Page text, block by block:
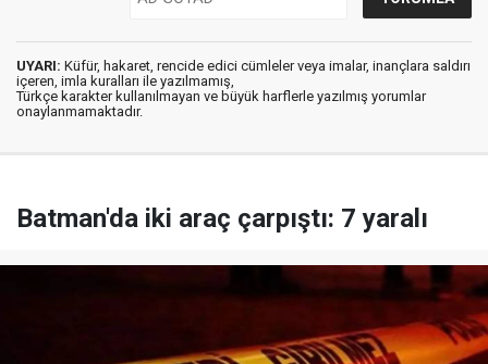
UYARI: Küfür, hakaret, rencide edici cümleler veya imalar, inançlara saldırı
içeren, imla kuralları ile yazılmamış,
Türkçe karakter kullanılmayan ve büyük harflerle yazılmış yorumlar
onaylanmamaktadır.
Batman'da iki araç çarpıştı: 7 yaralı